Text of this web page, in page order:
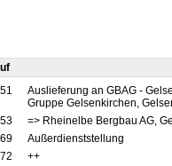
Auslieferung an GBAG -
Gruppe Gelsenkirchen,
=> Rheinelbe Bergbau AG,
Außerdienststellung
++